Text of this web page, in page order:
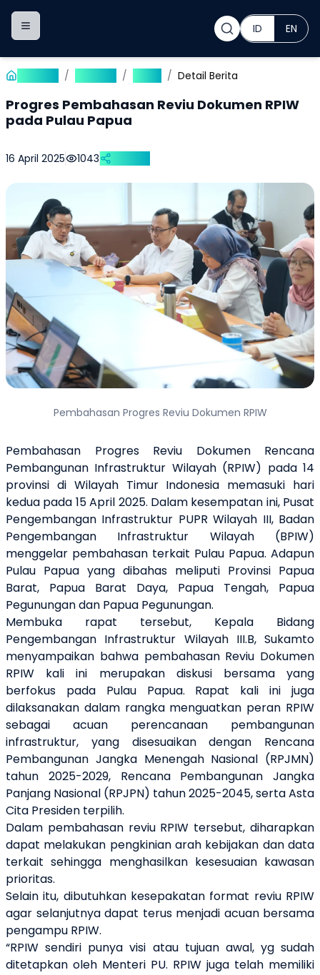
Toggle navigation menu ID EN
/ / / Detail Berita
Progres Pembahasan Reviu Dokumen RPIW
pada Pulau Papua
16 April 2025 1043
Pembahasan Progres Reviu Dokumen RPIW
Pembahasan Progres Reviu Dokumen Rencana
Pembangunan Infrastruktur Wilayah (RPIW) pada 14
provinsi di Wilayah Timur Indonesia memasuki hari
kedua pada 15 April 2025. Dalam kesempatan ini, Pusat
Pengembangan Infrastruktur PUPR Wilayah III, Badan
Pengembangan Infrastruktur Wilayah (BPIW)
menggelar pembahasan terkait Pulau Papua. Adapun
Pulau Papua yang dibahas meliputi Provinsi Papua
Barat, Papua Barat Daya, Papua Tengah, Papua
Pegunungan dan Papua Pegunungan.
Membuka rapat tersebut, Kepala Bidang
Pengembangan Infrastruktur Wilayah III.B, Sukamto
menyampaikan bahwa pembahasan Reviu Dokumen
RPIW kali ini merupakan diskusi bersama yang
berfokus pada Pulau Papua. Rapat kali ini juga
dilaksanakan dalam rangka menguatkan peran RPIW
sebagai acuan perencanaan pembangunan
infrastruktur, yang disesuaikan dengan Rencana
Pembangunan Jangka Menengah Nasional (RPJMN)
tahun 2025-2029, Rencana Pembangunan Jangka
Panjang Nasional (RPJPN) tahun 2025-2045, serta Asta
Cita Presiden terpilih.
Dalam pembahasan reviu RPIW tersebut, diharapkan
dapat melakukan pengkinian arah kebijakan dan data
terkait sehingga menghasilkan kesesuaian kawasan
prioritas.
Selain itu, dibutuhkan kesepakatan format reviu RPIW
agar selanjutnya dapat terus menjadi acuan bersama
pengampu RPIW.
“RPIW sendiri punya visi atau tujuan awal, yg sudah
ditetapkan oleh Menteri PU. RPIW juga telah memiliki